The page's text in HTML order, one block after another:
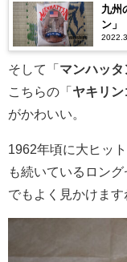
九州
ン」
そして「 マンハッタ
こちらの「 ヤキリン
がかわいい。
1962年頃に大ヒッ
も続いているロン
でもよく見かけます